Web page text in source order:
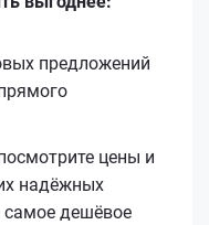
предложений
цены и
надёжных
самое дешёвое